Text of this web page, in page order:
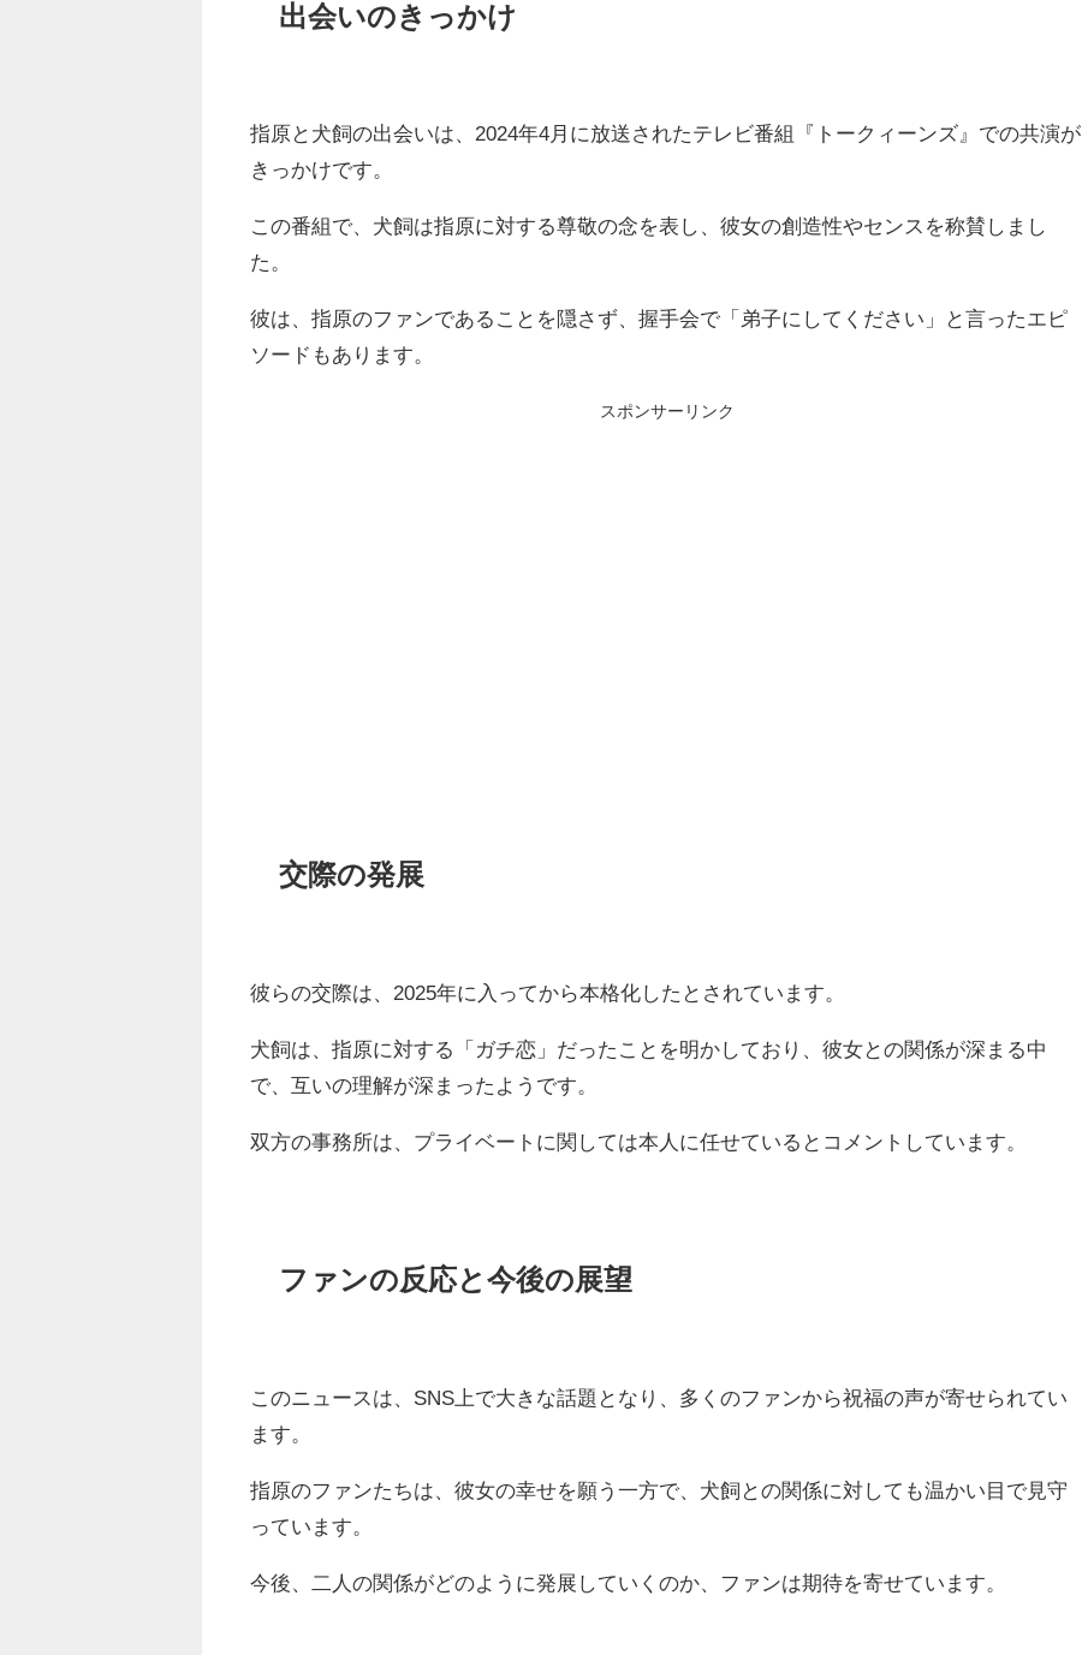
出会いのきっかけ
指原と犬飼の出会いは、2024年4月に放送されたテレビ番組『トークィーンズ』での共演が
きっかけです。
この番組で、犬飼は指原に対する尊敬の念を表し、彼女の創造性やセンスを称賛しまし
た。
彼は、指原のファンであることを隠さず、握手会で「弟子にしてください」と言ったエピ
ソードもあります。
スポンサーリンク
交際の発展
彼らの交際は、2025年に入ってから本格化したとされています。
犬飼は、指原に対する「ガチ恋」だったことを明かしており、彼女との関係が深まる中
で、互いの理解が深まったようです。
双方の事務所は、プライベートに関しては本人に任せているとコメントしています。
ファンの反応と今後の展望
このニュースは、SNS上で大きな話題となり、多くのファンから祝福の声が寄せられてい
ます。
指原のファンたちは、彼女の幸せを願う一方で、犬飼との関係に対しても温かい目で見守
っています。
今後、二人の関係がどのように発展していくのか、ファンは期待を寄せています。